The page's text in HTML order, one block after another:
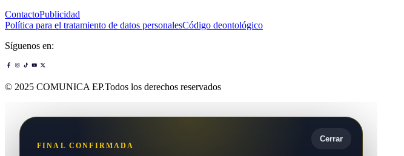
ContactoPublicidad
Política para el tratamiento de datos personalesCódigo deontológico
Síguenos en:
© 2025 COMUNICA EP.Todos los derechos reservados
Cerrar
FINAL CONFIRMADA